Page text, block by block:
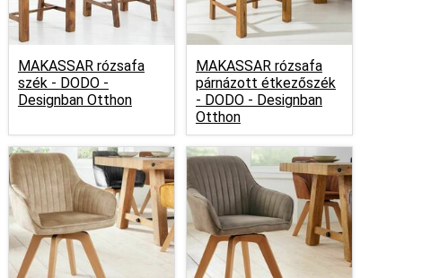
MAKASSAR rózsafa
szék - DODO -
Designban Otthon
MAKASSAR rózsafa
párnázott étkezőszék
- DODO - Designban
Otthon